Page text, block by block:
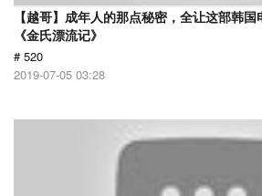
【越哥】成年人的那点秘密，全让这部韩
《金氏漂流记》
# 520
2019-07-05 03:28